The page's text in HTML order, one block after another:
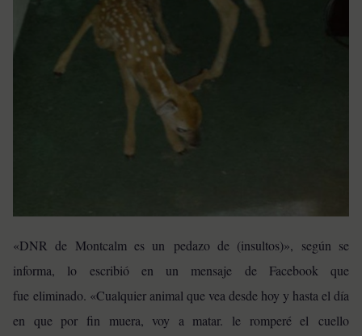
«DNR de Montcalm es un pedazo de (insultos)», según se
informa, lo escribió en un mensaje de Facebook que
fue eliminado. «Cualquier animal que vea desde hoy y hasta el día
en que por fin muera, voy a matar. le romperé el cuello